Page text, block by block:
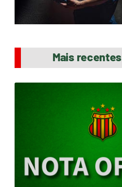
Mais recentes